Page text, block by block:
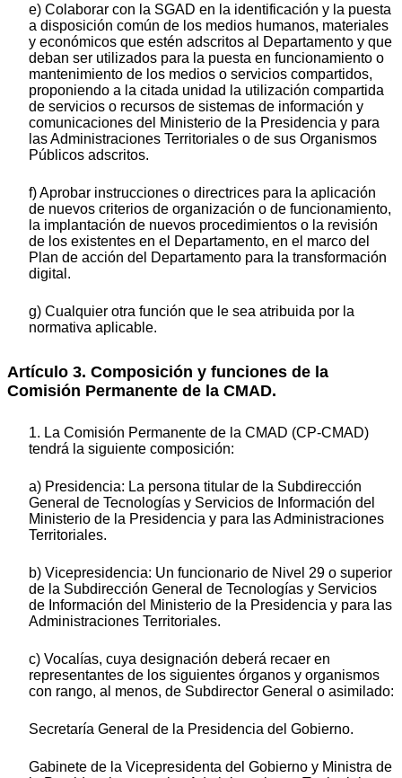
e) Colaborar con la SGAD en la identificación y la puesta
a disposición común de los medios humanos, materiales
y económicos que estén adscritos al Departamento y que
deban ser utilizados para la puesta en funcionamiento o
mantenimiento de los medios o servicios compartidos,
proponiendo a la citada unidad la utilización compartida
de servicios o recursos de sistemas de información y
comunicaciones del Ministerio de la Presidencia y para
las Administraciones Territoriales o de sus Organismos
Públicos adscritos.
f) Aprobar instrucciones o directrices para la aplicación
de nuevos criterios de organización o de funcionamiento,
la implantación de nuevos procedimientos o la revisión
de los existentes en el Departamento, en el marco del
Plan de acción del Departamento para la transformación
digital.
g) Cualquier otra función que le sea atribuida por la
normativa aplicable.
Artículo 3. Composición y funciones de la
Comisión Permanente de la CMAD.
1. La Comisión Permanente de la CMAD (CP-CMAD)
tendrá la siguiente composición:
a) Presidencia: La persona titular de la Subdirección
General de Tecnologías y Servicios de Información del
Ministerio de la Presidencia y para las Administraciones
Territoriales.
b) Vicepresidencia: Un funcionario de Nivel 29 o superior
de la Subdirección General de Tecnologías y Servicios
de Información del Ministerio de la Presidencia y para las
Administraciones Territoriales.
c) Vocalías, cuya designación deberá recaer en
representantes de los siguientes órganos y organismos
con rango, al menos, de Subdirector General o asimilado:
Secretaría General de la Presidencia del Gobierno.
Gabinete de la Vicepresidenta del Gobierno y Ministra de